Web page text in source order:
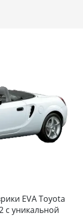
EVA Toyota
с уникальной